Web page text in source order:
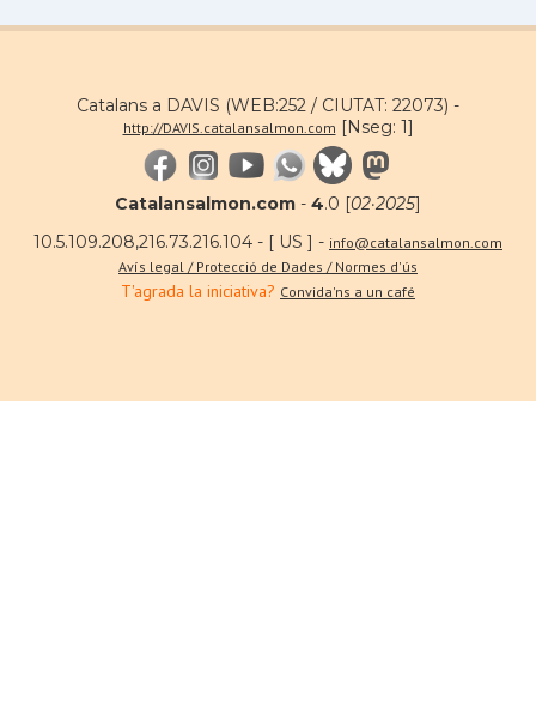
Catalans a DAVIS (WEB:252 / CIUTAT: 22073) -
http://DAVIS.catalansalmon.com [Nseg: 1]
Catalansalmon.com - 4.0 [02·2025]
10.5.109.208,216.73.216.104 - [ US ] - info@catalansalmon.com
Avís legal / Protecció de Dades / Normes d'ús
T'agrada la iniciativa? Convida'ns a un café